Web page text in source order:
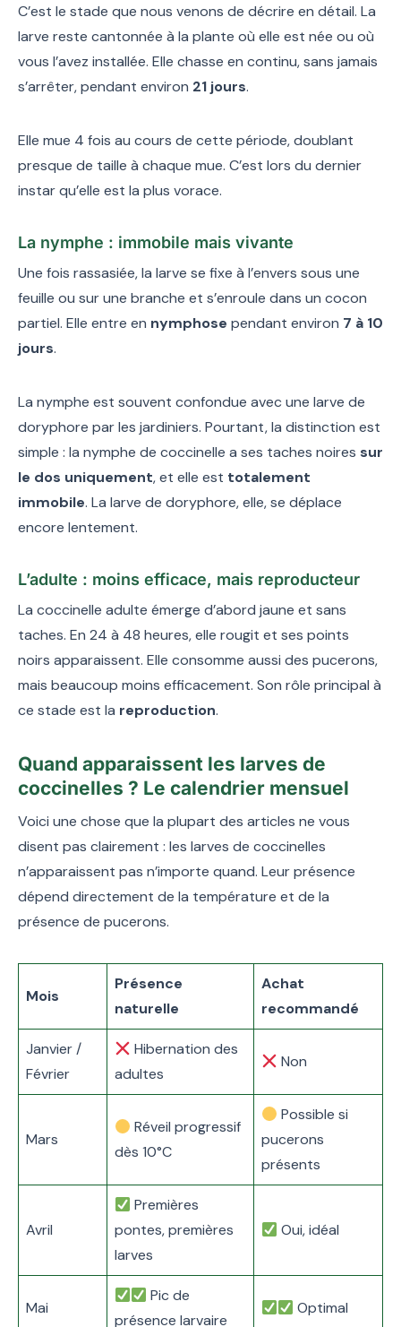
C’est le stade que nous venons de décrire en détail. La
larve reste cantonnée à la plante où elle est née ou où
vous l’avez installée. Elle chasse en continu, sans jamais
s’arrêter, pendant environ 21 jours.
Elle mue 4 fois au cours de cette période, doublant
presque de taille à chaque mue. C’est lors du dernier
instar qu’elle est la plus vorace.
La nymphe : immobile mais vivante
Une fois rassasiée, la larve se fixe à l’envers sous une
feuille ou sur une branche et s’enroule dans un cocon
partiel. Elle entre en nymphose pendant environ 7 à 10
jours.
La nymphe est souvent confondue avec une larve de
doryphore par les jardiniers. Pourtant, la distinction est
simple : la nymphe de coccinelle a ses taches noires sur
le dos uniquement, et elle est totalement
immobile. La larve de doryphore, elle, se déplace
encore lentement.
L’adulte : moins efficace, mais reproducteur
La coccinelle adulte émerge d’abord jaune et sans
taches. En 24 à 48 heures, elle rougit et ses points
noirs apparaissent. Elle consomme aussi des pucerons,
mais beaucoup moins efficacement. Son rôle principal à
ce stade est la reproduction.
Quand apparaissent les larves de
coccinelles ? Le calendrier mensuel
Voici une chose que la plupart des articles ne vous
disent pas clairement : les larves de coccinelles
n’apparaissent pas n’importe quand. Leur présence
dépend directement de la température et de la
présence de pucerons.
Mois
Présence
naturelle
Achat
recommandé
Janvier /
Février
Hibernation des
adultes
Non
Mars
Réveil progressif
dès 10°C
Possible si
pucerons
présents
Avril
Premières
pontes, premières
larves
Oui, idéal
Mai
Pic de
présence larvaire
Optimal